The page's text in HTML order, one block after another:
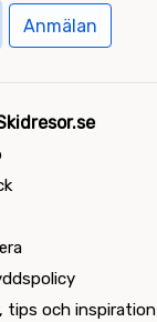
Anmälan
tips och inspiration